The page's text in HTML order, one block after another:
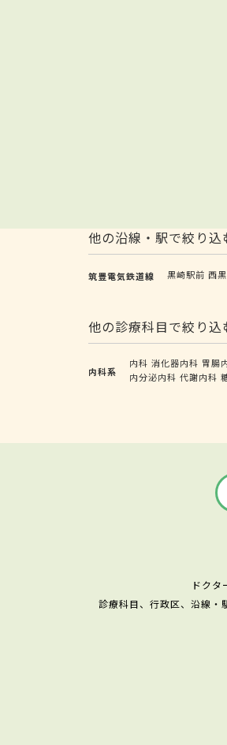
他の沿線・駅で絞り込
筑豊電気鉄道線 黒崎駅前 西
他の診療科目で絞り込
内科系
内科 消化器内科 胃腸
内分泌内科 代謝内科
ドクタ
診療科目、行政区、沿線・